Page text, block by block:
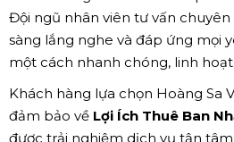
Đội ngũ nhân viên tư vấn chuyên
sàng lắng nghe và đáp ứng mọi
một cách nhanh chóng, linh hoạt.
Khách hàng lựa chọn Hoàng Sa
đảm bảo về Lợi Ích Thuê Ban
được trải nghiệm dịch vụ tận